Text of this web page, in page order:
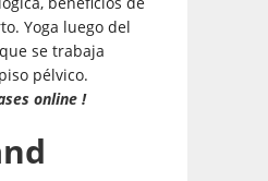
Yoga luego del
se trabaja
pélvico.
online !